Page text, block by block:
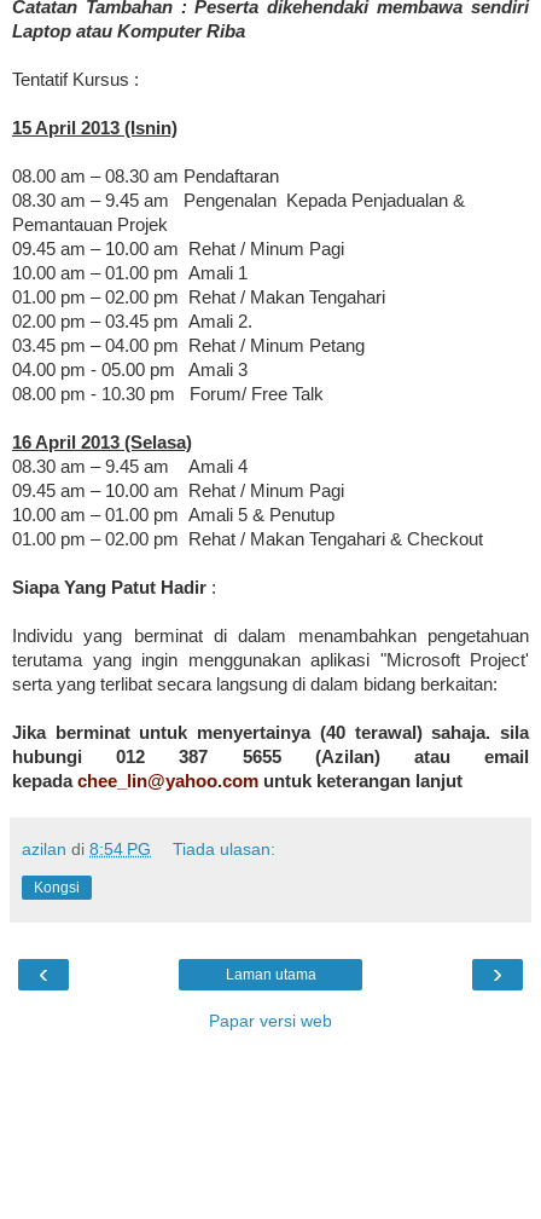
Catatan Tambahan : Peserta dikehendaki membawa sendiri
Laptop atau Komputer Riba
Tentatif Kursus :
15 April 2013 (Isnin)
08.00 am – 08.30 am Pendaftaran
08.30 am – 9.45 am Pengenalan Kepada Penjadualan &
Pemantauan Projek
09.45 am – 10.00 am Rehat / Minum Pagi
10.00 am – 01.00 pm Amali 1
01.00 pm – 02.00 pm Rehat / Makan Tengahari
02.00 pm – 03.45 pm Amali 2.
03.45 pm – 04.00 pm Rehat / Minum Petang
04.00 pm - 05.00 pm Amali 3
08.00 pm - 10.30 pm Forum/ Free Talk
16 April 2013 (Selasa)
08.30 am – 9.45 am Amali 4
09.45 am – 10.00 am Rehat / Minum Pagi
10.00 am – 01.00 pm Amali 5 & Penutup
01.00 pm – 02.00 pm Rehat / Makan Tengahari & Checkout
Siapa Yang Patut Hadir :
Individu yang berminat di dalam menambahkan pengetahuan
terutama yang ingin menggunakan aplikasi "Microsoft Project'
serta yang terlibat secara langsung di dalam bidang berkaitan:
Jika berminat untuk menyertainya (40 terawal) sahaja. sila
hubungi 012 387 5655 (Azilan) atau email
kepadachee_lin@yahoo.com untuk keterangan lanjut
azilan di 8:54 PG Tiada ulasan:
Kongsi
‹ ›
Laman utama
Papar versi web